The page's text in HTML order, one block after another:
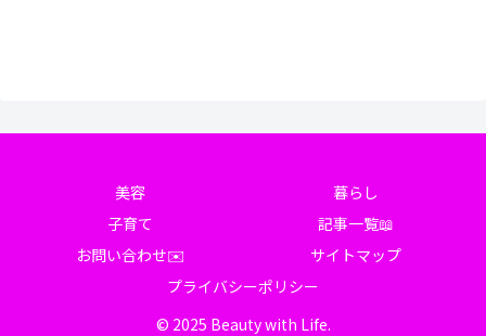
美容
暮らし
子育て
記事一覧📖
お問い合わせ✉️
サイトマップ
プライバシーポリシー
© 2025 Beauty with Life.